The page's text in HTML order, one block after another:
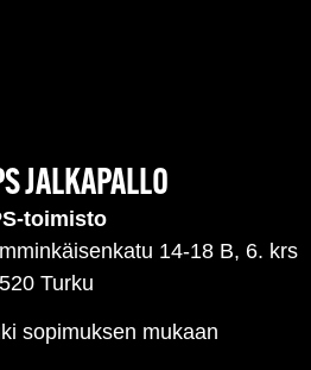
JALKAPALLO
toimisto
14-18 B, 6. krs
Turku
sopimuksen mukaan